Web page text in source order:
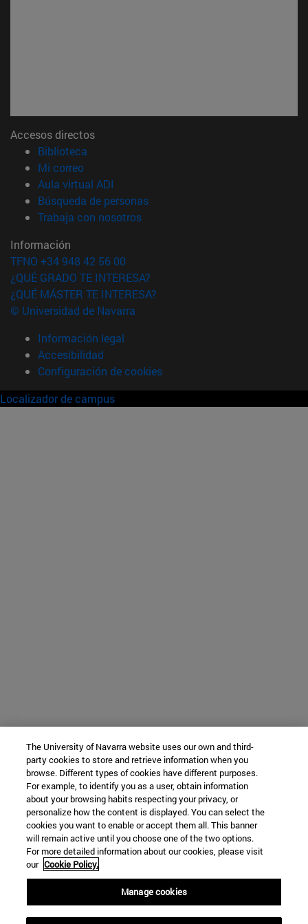
Accesos directos
Biblioteca
Mi correo(abre en nueva ventana)
Aula virtual ADI
Búsqueda de personas(abre en nueva ventana)
Trabaja con nosotros(abre en nueva ventana)
Información
TFNO +34 948 42 56 00
¿QUÉ GRADO TE INTERESA?
¿QUÉ MÁSTER TE INTERESA?
© Universidad de Navarra
Información legal
Accesibilidad
Configuración de cookies
Localizador de campus
The University of Navarra website uses our own and third-
party cookies to store and retrieve information when you
browse. Different types of cookies have different purposes.
For example, to identify you as a user, obtain information
about your browsing habits respecting your privacy, or
personalize how the content is displayed. You can select the
cookies you want to enable or accept them all. This banner
will remain active until you choose one of the two options.
For more detailed information about our cookies, please visit
our Cookie Policy.
Manage cookies